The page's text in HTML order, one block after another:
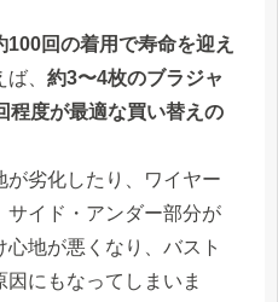
100回の着用で寿命を迎え
、 約3〜4枚のブラジャ
程度が最適な買い替えの
劣化したり、ワイヤー
サイド・アンダー部分が
地が悪くなり、バスト
にもなってしまいま